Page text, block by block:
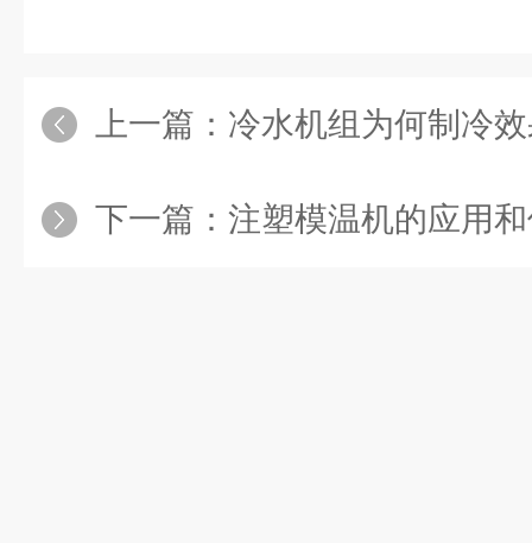
上一篇： 冷水机组为何制冷
下一篇： 注塑模温机的应用